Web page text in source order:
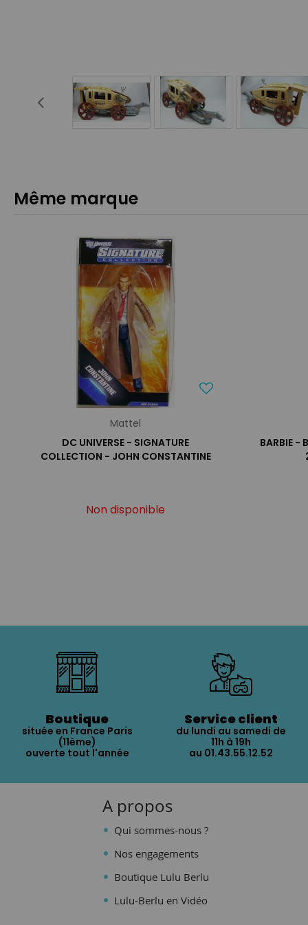
Même marque
Mattel
DC UNIVERSE - SIGNATURE
COLLECTION - JOHN CONSTANTINE
Non disponible
BARBIE -
Boutique
située en France Paris
(11ème)
ouverte tout l'année
Service client
du lundi au samedi de
11h à 19h
au 01.43.55.12.52
A propos
Qui sommes-nous ?
Nos engagements
Boutique Lulu Berlu
Lulu-Berlu en Vidéo